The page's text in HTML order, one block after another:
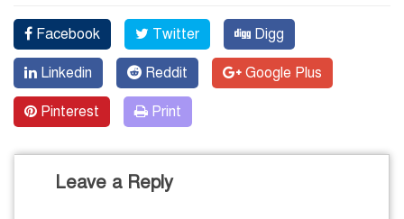
Facebook Twitter Digg
Linkedin Reddit Google Plus
Pinterest Print
Leave a Reply